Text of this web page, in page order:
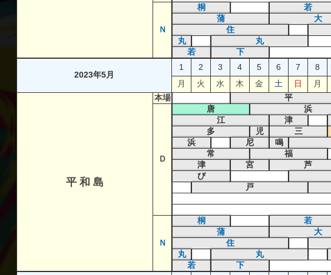
Ｎ
桐 若
蒲
大
住
丸
丸
若
下
2023年5月
1 2 3 4 5 6 7 8
月
火 水 木 金 土 日 月
平 和 島
本場 平
Ｄ
唐 浜
江
津
多
児 三
浜
尼 鳴
常
福
津
宮 芦
び
戸
Ｎ
桐 若
蒲
大
住
丸
丸
若
下